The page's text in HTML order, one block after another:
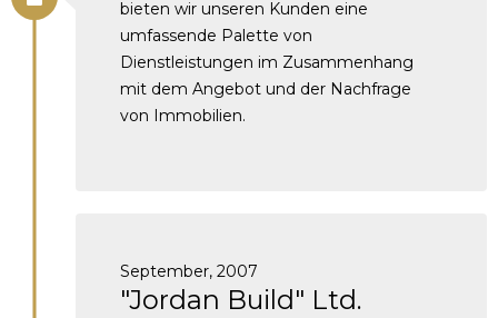
bieten wir unseren Kunden eine
umfassende Palette von
Dienstleistungen im Zusammenhang
mit dem Angebot und der Nachfrage
von Immobilien.
September, 2007
"Jordan Build" Ltd.